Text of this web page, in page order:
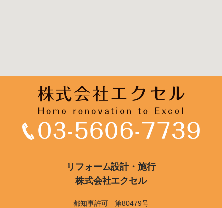
リフォーム設計・施行
株式会社エクセル
都知事許可 第80479号